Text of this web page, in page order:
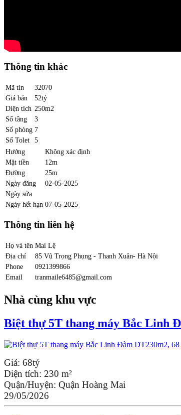
Thông tin khác
Mã tin
32070
Giá bán
52tỷ
Diện tích 250m2
Số tầng
3
Số phòng 7
Số Tolet
5
Hướng
Không xác định
Mặt tiền
12m
Đường
25m
Ngày đăng
02-05-2025
Ngày sửa
Ngày hết hạn 07-05-2025
Thông tin liên hệ
Họ và tên Mai Lệ
Địa chỉ
85 Vũ Trọng Phụng - Thanh Xuân- Hà Nội
Phone
0921399866
Email
tranmaile6485@gmail.com
Nhà cùng khu vực
Biệt thự 5T thang máy Bắc Linh
Giá: 68tỷ
Diện tích: 230 m²
Quận/Huyện: Quận Hoàng Mai
29/05/2026